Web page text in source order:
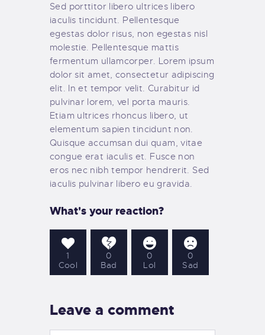
Sed porttitor libero ultrices libero
iaculis tincidunt. Pellentesque
egestas dolor risus, non egestas nisl
molestie. Pellentesque mattis
fermentum ullamcorper. Lorem ipsum
dolor sit amet, consectetur adipiscing
elit. In et tempor velit. Curabitur id
pulvinar lorem, vel porta mauris.
Etiam ultrices rhoncus libero, ut
elementum sapien tincidunt non.
Quisque accumsan dui quam, vitae
congue erat iaculis et. Fusce non
eros nec nibh tempor hendrerit. Sed
iaculis pulvinar libero eu gravida.
What's your reaction?
1
Cool
0
Bad
0
Lol
0
Sad
Leave a comment